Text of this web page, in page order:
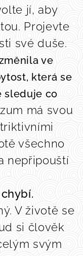
jí, aby
Projevte
své duše.
ve
která se
sleduje co
má svou
všechno
nepřipouští
V životě se
si člověk
svým